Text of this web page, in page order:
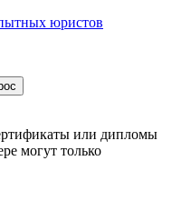
юристов
или дипломы
могут только